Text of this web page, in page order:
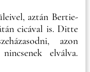
aztán Bertie-
cicával is. Ditte
azon
elválva.